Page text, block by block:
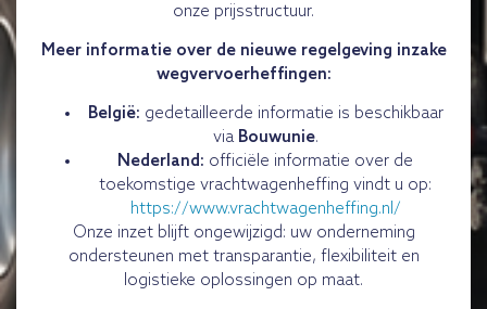
onze prijsstructuur.
Meer informatie over de nieuwe regelgeving inzake
wegvervoerheffingen:
België: gedetailleerde informatie is beschikbaar
via Bouwunie.
Nederland: officiële informatie over de
toekomstige vrachtwagenheffing vindt u op:
https://www.vrachtwagenheffing.nl/
Onze inzet blijft ongewijzigd: uw onderneming
ondersteunen met transparantie, flexibiliteit en
logistieke oplossingen op maat.